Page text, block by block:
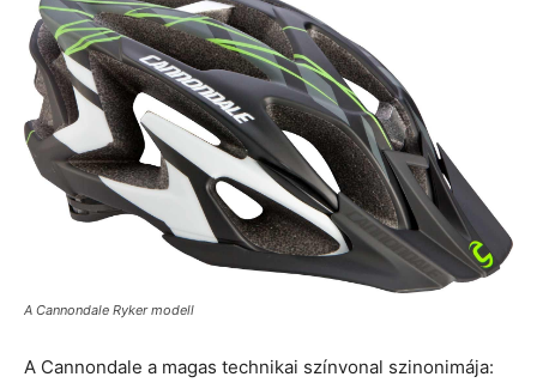
A Cannondale Ryker modell
A Cannondale a magas technikai színvonal szinonimája: